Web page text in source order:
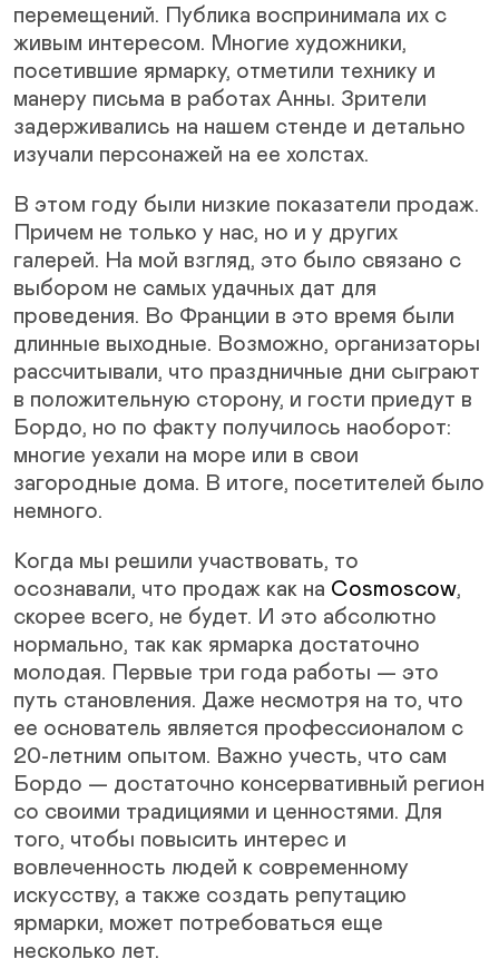
перемещений. Публика воспринимала их с
живым интересом. Многие художники,
посетившие ярмарку, отметили технику и
манеру письма в работах Анны. Зрители
задерживались на нашем стенде и детально
изучали персонажей на ее холстах.
В этом году были низкие показатели продаж.
Причем не только у нас, но и у других
галерей. На мой взгляд, это было связано с
выбором не самых удачных дат для
проведения. Во Франции в это время были
длинные выходные. Возможно, организаторы
рассчитывали, что праздничные дни сыграют
в положительную сторону, и гости приедут в
Бордо, но по факту получилось наоборот:
многие уехали на море или в свои
загородные дома. В итоге, посетителей было
немного.
Когда мы решили участвовать, то
осознавали, что продаж как на Cosmoscow,
скорее всего, не будет. И это абсолютно
нормально, так как ярмарка достаточно
молодая. Первые три года работы — это
путь становления. Даже несмотря на то, что
ее основатель является профессионалом с
20-летним опытом. Важно учесть, что сам
Бордо — достаточно консервативный регион
со своими традициями и ценностями. Для
того, чтобы повысить интерес и
вовлеченность людей к современному
искусству, а также создать репутацию
ярмарки, может потребоваться еще
несколько лет.